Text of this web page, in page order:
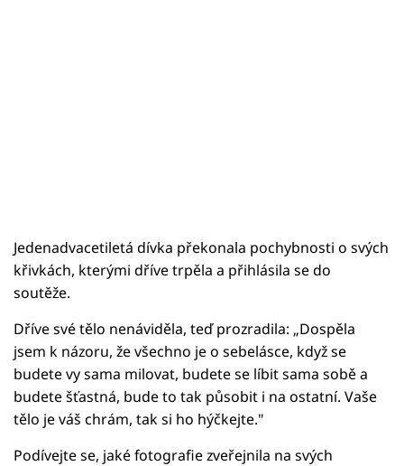
Jedenadvacetiletá dívka překonala pochybnosti o svých
křivkách, kterými dříve trpěla a přihlásila se do
soutěže.
Dříve své tělo nenáviděla, teď prozradila: „Dospěla
jsem k názoru, že všechno je o sebelásce, když se
budete vy sama milovat, budete se líbit sama sobě a
budete šťastná, bude to tak působit i na ostatní. Vaše
tělo je váš chrám, tak si ho hýčkejte."
Podívejte se, jaké fotografie zveřejnila na svých